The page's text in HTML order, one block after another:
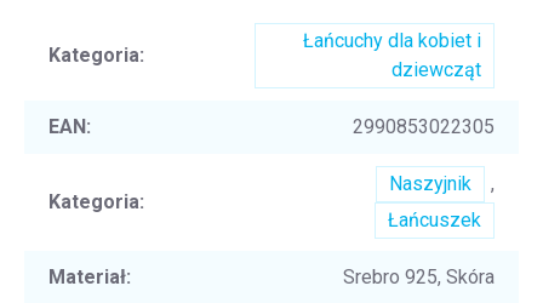
Kategoria:
Łańcuchy dla kobiet i
dziewcząt
EAN : 2990853022305
Kategoria:
Naszyjnik
,
Łańcuszek
Materiał: Srebro 925, Skóra